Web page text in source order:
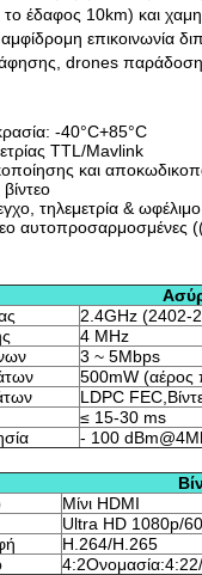
έδαφος 10km) και
αμφίδρομη επικοινωνία
drones
-40°C+85°C
TTL/Mavlink
και
τηλεμετρία &
2.4GHz (2402-
4 MHz
3 ~ 5Mbps
500mW (αέρος
LDPC
≤ 15-30 ms
- 100
Μίνι HDMI
Ultra HD 1080p/
H.264/H.265